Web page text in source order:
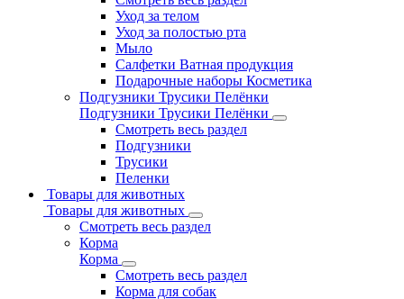
Уход за телом
Уход за полостью рта
Мыло
Салфетки Ватная продукция
Подарочные наборы Косметика
Подгузники Трусики Пелёнки
Подгузники Трусики Пелёнки
Смотреть весь раздел
Подгузники
Трусики
Пеленки
Товары для животных
Товары для животных
Смотреть весь раздел
Корма
Корма
Смотреть весь раздел
Корма для собак